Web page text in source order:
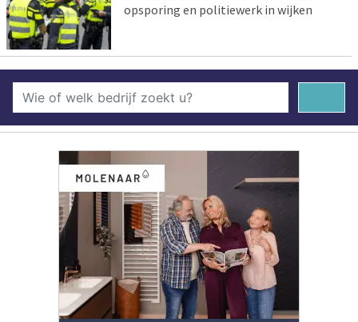
opsporing en politiewerk in wijken